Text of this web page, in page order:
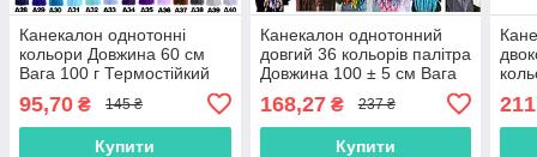
Канекалон однотонні
кольори Довжина 60 см
Вага 100 г Термостійкий
95,70 ₴ 145 ₴
Купити
Канекалон однотонний
довгий 36 кольорів палітра
Довжина 100 ± 5 см Вага
коса Jumbo
168,27₴ 237 ₴
Купити